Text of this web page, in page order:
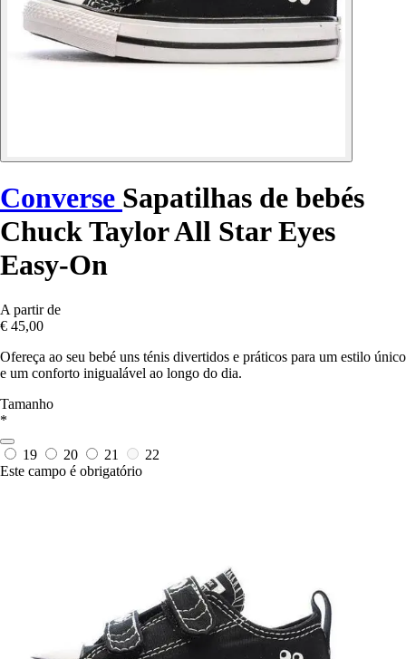
Converse Sapatilhas de bebés
Chuck Taylor All Star Eyes
Easy-On
A partir de
€ 45,00
Ofereça ao seu bebé uns ténis divertidos e práticos para um estilo único
e um conforto inigualável ao longo do dia.
Tamanho
*
19 20 21
22
Este campo é obrigatório